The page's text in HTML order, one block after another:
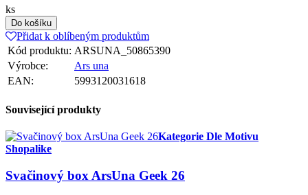
ks
Do košíku
Přidat k oblíbeným produktům
Kód produktu: ARSUNA_50865390
Výrobce:
Ars una
EAN:
5993120031618
Související produkty
Kategorie Dle Motivu
Shopalike
Svačinový box ArsUna Geek 26